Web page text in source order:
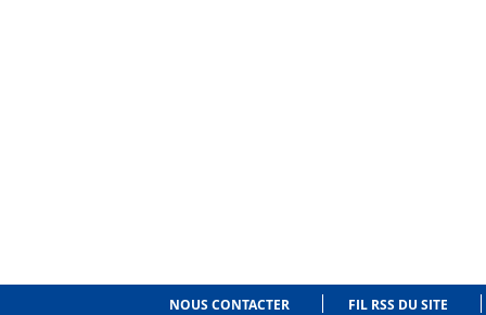
NOUS CONTACTER FIL RSS DU SITE